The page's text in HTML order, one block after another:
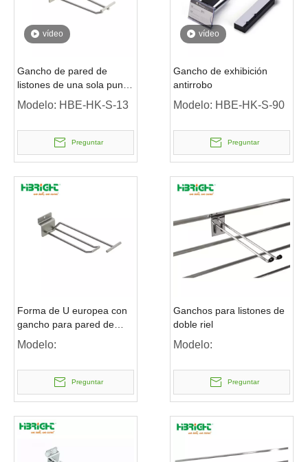
vídeo
Gancho de pared de
listones de una sola punta
con brazo oscilante
Modelo: HBE-HK-S-13
Preguntar
vídeo
Gancho de exhibición
antirrobo
Modelo: HBE-HK-S-90
Preguntar
Forma de U europea con
gancho para pared de
listones con brazo
oscilante
Modelo:
Preguntar
Ganchos para listones de
doble riel
Modelo:
Preguntar